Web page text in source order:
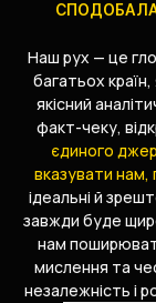
Наш рух — це
багатьох
якісний
факт-чеку,
єдиного
вказувати
ідеальні й
завжди буде
нам
мислення та
незалежність і